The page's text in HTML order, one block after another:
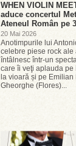
WHEN VIOLIN
aduce concertul
Ateneul Român pe
20 Mai 2026
Anotimpurile lui
celebre piese rock ale
întâlnesc într-un
care îi veţi aplauda pe
la vioară și pe Emilian
Gheorghe (Flores)...